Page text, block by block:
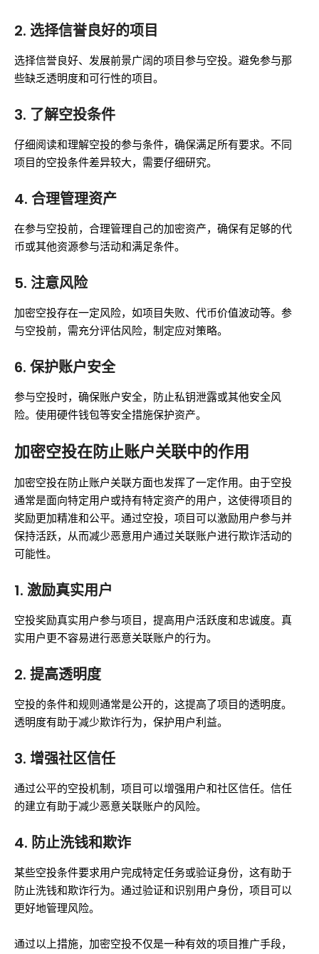
2. 选择信誉良好的项目
选择信誉良好、发展前景广阔的项目参与空投。避免参与那
些缺乏透明度和可行性的项目。
3. 了解空投条件
仔细阅读和理解空投的参与条件，确保满足所有要求。不同
项目的空投条件差异较大，需要仔细研究。
4. 合理管理资产
在参与空投前，合理管理自己的加密资产，确保有足够的代
币或其他资源参与活动和满足条件。
5. 注意风险
加密空投存在一定风险，如项目失败、代币价值波动等。参
与空投前，需充分评估风险，制定应对策略。
6. 保护账户安全
参与空投时，确保账户安全，防止私钥泄露或其他安全风
险。使用硬件钱包等安全措施保护资产。
加密空投在防止账户关联中的作用
加密空投在防止账户关联方面也发挥了一定作用。由于空投
通常是面向特定用户或持有特定资产的用户，这使得项目的
奖励更加精准和公平。通过空投，项目可以激励用户参与并
保持活跃，从而减少恶意用户通过关联账户进行欺诈活动的
可能性。
1. 激励真实用户
空投奖励真实用户参与项目，提高用户活跃度和忠诚度。真
实用户更不容易进行恶意关联账户的行为。
2. 提高透明度
空投的条件和规则通常是公开的，这提高了项目的透明度。
透明度有助于减少欺诈行为，保护用户利益。
3. 增强社区信任
通过公平的空投机制，项目可以增强用户和社区信任。信任
的建立有助于减少恶意关联账户的风险。
4. 防止洗钱和欺诈
某些空投条件要求用户完成特定任务或验证身份，这有助于
防止洗钱和欺诈行为。通过验证和识别用户身份，项目可以
更好地管理风险。
通过以上措施，加密空投不仅是一种有效的项目推广手段，